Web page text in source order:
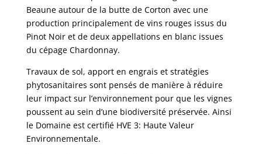
Beaune autour de la butte de Corton avec une
production principalement de vins rouges issus du
Pinot Noir et de deux appellations en blanc issues
du cépage Chardonnay.
Travaux de sol, apport en engrais et stratégies
phytosanitaires sont pensés de manière à réduire
leur impact sur l’environnement pour que les vignes
poussent au sein d’une biodiversité préservée. Ainsi
le Domaine est certifié HVE 3: Haute Valeur
Environnementale.